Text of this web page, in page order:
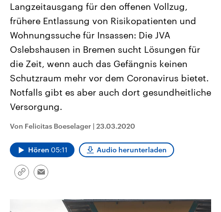
Landtagswahl Sachsen-Anhalt
2026
Alle Informationen
Sachsen-Anhalt wählt am 6.
September 2026 einen neuen
Landtag. Seit 2021 wird das
Bundesland von einer Koalition aus
Umfragen, Prognosen,
und Hintergründe zu den Parteien
Wahl.
USA
Aktuelle Beiträge,
Hintergründe
Wirtschaftlich und
gehören die Vereinigten
den mächtigsten Ländern
mit großem Einfluss auf
Sendungen
Langzeitausgang für den offenen Vollzug,
frühere Entlassung von Risikopatienten und
Wohnungssuche für Insassen: Die JVA
Oslebshausen in Bremen sucht Lösungen für
die Zeit, wenn auch das Gefängnis keinen
Schutzraum mehr vor dem Coronavirus bietet.
Notfalls gibt es aber auch dort gesundheitliche
Versorgung.
Von Felicitas Boeselager | 23.03.2020
Hören 05:11 Audio herunterladen
Link
Email